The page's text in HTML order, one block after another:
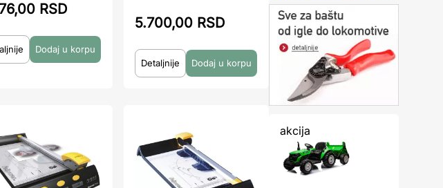
RSD
5.700,00 RSD
Detaljnije
akcija